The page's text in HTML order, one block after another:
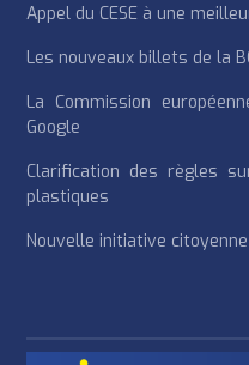
Appel du CESE à une
Les nouveaux billets de la
La Commission
Google
Clarification des règles
plastiques
Nouvelle initiative